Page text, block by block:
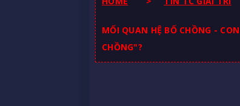
MỐI QUAN HỆ BỐ CHỒNG -
CHỒNG"?